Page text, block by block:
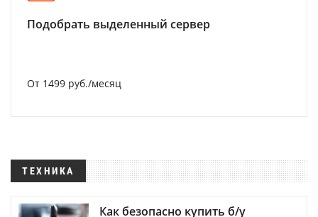
Подобрать выделенный сервер
От 1499 руб./месяц
ТЕХНИКА
Как безопасно купить б/у